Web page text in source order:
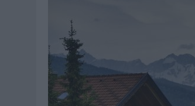
06/08/2026
06/08/2026
06/08/2026
EL USO DE LA IA GENERATIVA
06/08/2026 |
SYSTEM1 NOMBRA A
06/08/2026
FRIGO Y UNIQLO LANZAN UNA